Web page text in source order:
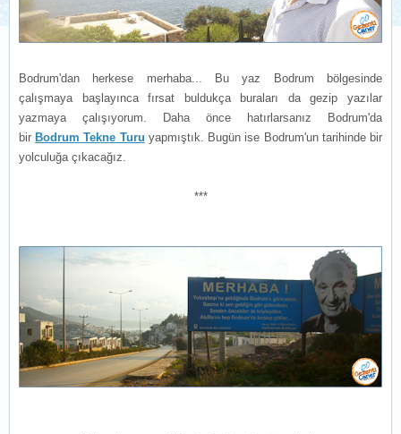
Bodrum'dan herkese merhaba... Bu yaz Bodrum bölgesinde
çalışmaya başlayınca fırsat buldukça buraları da gezip yazılar
yazmaya çalışıyorum. Daha önce hatırlarsanız Bodrum'da
bir Bodrum Tekne Turu yapmıştık. Bugün ise Bodrum'un tarihinde bir
yolculuğa çıkacağız.
***